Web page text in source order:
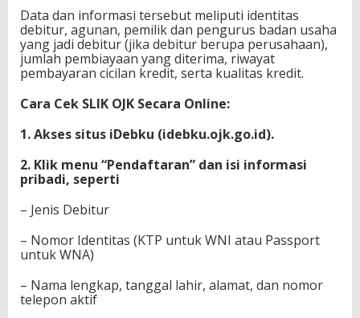
Data dan informasi tersebut meliputi identitas
debitur, agunan, pemilik dan pengurus badan usaha
yang jadi debitur (jika debitur berupa perusahaan),
jumlah pembiayaan yang diterima, riwayat
pembayaran cicilan kredit, serta kualitas kredit.
Cara Cek SLIK OJK Secara Online:
1. Akses situs iDebku (idebku.ojk.go.id).
2. Klik menu “Pendaftaran” dan isi informasi
pribadi, seperti
– Jenis Debitur
– Nomor Identitas (KTP untuk WNI atau Passport
untuk WNA)
– Nama lengkap, tanggal lahir, alamat, dan nomor
telepon aktif